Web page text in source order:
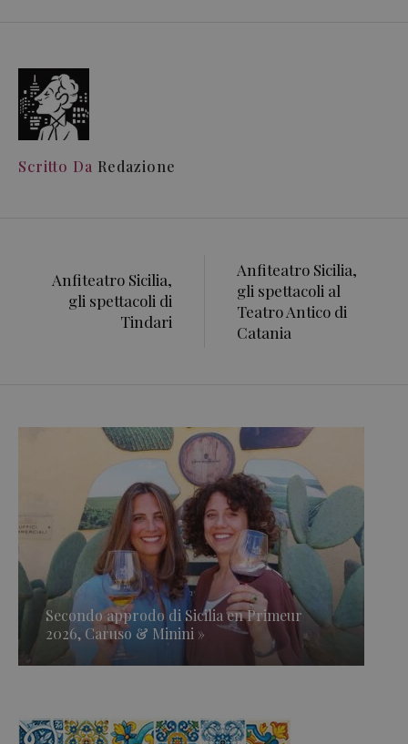
Scritto Da Redazione
Anfiteatro Sicilia,
gli spettacoli di
Tindari
Anfiteatro Sicilia,
gli spettacoli al
Teatro Antico di
Catania
Secondo approdo di Sicilia en Primeur
2026, Caruso & Minini »